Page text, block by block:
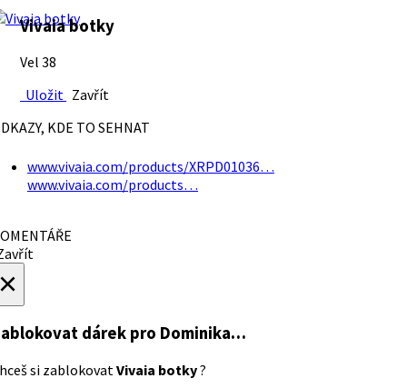
Vivaia botky
Vel 38
Uložit Zavřít
KDE TO SEHNAT
www.vivaia.com/products/XRPD01036…
www.vivaia.com/products…
dárek pro Dominika…
si zablokovatVivaia botky?